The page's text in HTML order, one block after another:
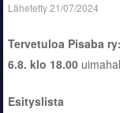
Lähetetty21/07/2024
Tervetuloa Pisaba
6.8. klo 18.00
Esityslista